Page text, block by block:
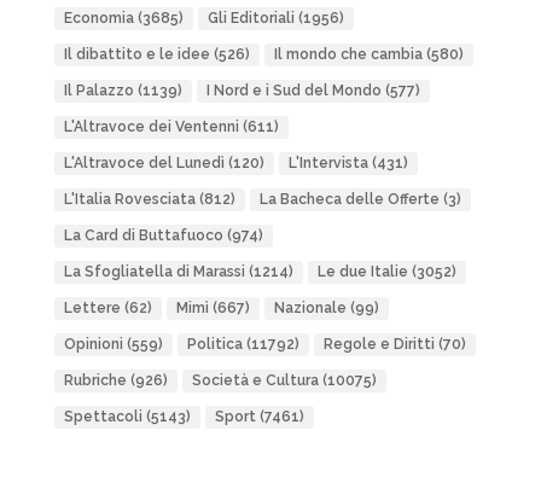
Economia(3685) Gli Editoriali (1956)
Il dibattito e le idee (526) Il mondo che cambia(580)
Il Palazzo (1139) I Nord e i Sud del Mondo (577)
L'Altravoce dei Ventenni (611)
L'Altravoce del Lunedì (120) L'Intervista(431)
L'Italia Rovesciata(812) La Bacheca delle Offerte (3)
La Card di Buttafuoco (974)
La Sfogliatella di Marassi (1214) Le due Italie (3052)
Lettere (62) Mimì (667) Nazionale (99)
Opinioni (559) Politica(11792) Regole e Diritti (70)
Rubriche (926) Società e Cultura(10075)
Spettacoli (5143) Sport(7461)